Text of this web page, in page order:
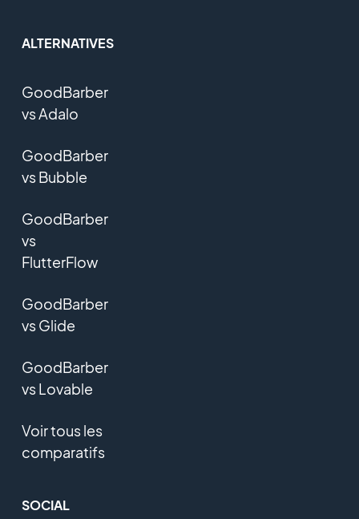
ALTERNATIVES
GoodBarber
vs Adalo
GoodBarber
vs Bubble
GoodBarber
vs
FlutterFlow
GoodBarber
vs Glide
GoodBarber
vs Lovable
Voir tous les
comparatifs
SOCIAL